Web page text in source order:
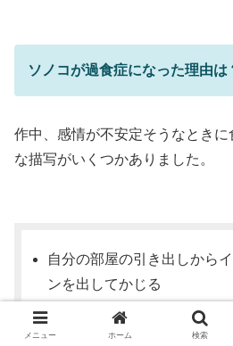
ソノコが過食症になった理由は
作中、感情が不安定そうなときに
な描写がいくつかありました。
自分の部屋の引き出しから
ンを出してかじる
夜に冷蔵庫の中からハムを
メニュー ホーム 検索